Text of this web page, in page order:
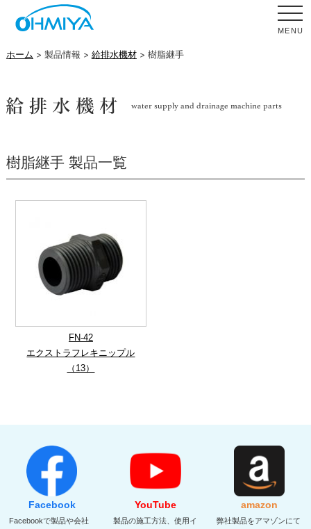
MENU
ホーム > 製品情報 > 給排水機材> 樹脂継手
樹脂継手 製品一覧
FN-42
エクストラフレキニップル
（13）
Facebook
Facebookで製品や会社
YouTube
製品の施工方法、使用イ
amazon
弊社製品をアマゾンにて